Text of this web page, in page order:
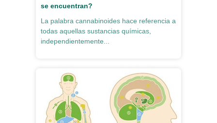
se encuentran?
La palabra cannabinoides hace referencia a
todas aquellas sustancias químicas,
independientemente...